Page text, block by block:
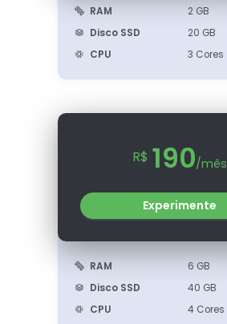
RAM
2 GB
Disco SSD
20 GB
CPU
3 Cores
R$ 190/mês
Experimente
RAM
6 GB
Disco SSD
40 GB
CPU
4 Cores